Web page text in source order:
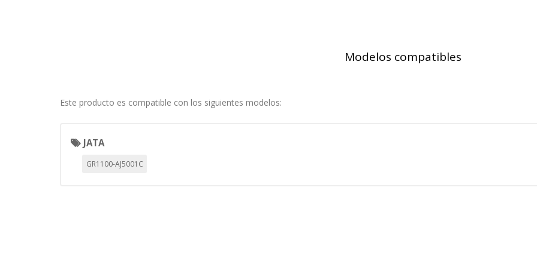
Modelos compatibles
Este producto es compatible con los siguientes modelos:
JATA
GR1100-AJ5001C
estas cookies es agregada y, por lo tanto, es anónima.